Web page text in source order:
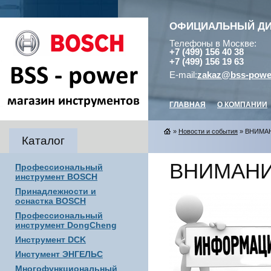
ОФИЦИАЛЬНЫЙ
Телефоны в Москве:
+7 (499) 156 40 38
+7 (499) 156 19 63
E-mail:zakaz@bss-
ГЛАВНАЯ О КОМПАНИИ
Каталог
Профессиональный
инструмент BOSCH
Принадлежности и
оснастка BOSCH
Профессиональный
инструмент DongCheng
Инструмент DCK
Инстумент ЭНГЕЛЬС
Многофункциональный
» Новости и события »